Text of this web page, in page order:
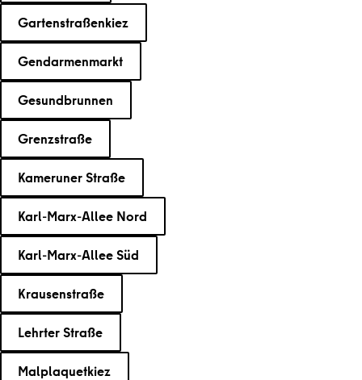
Gartenstraßenkiez
Gendarmenmarkt
Gesundbrunnen
Grenzstraße
Kameruner Straße
Karl-Marx-Allee Nord
Karl-Marx-Allee Süd
Krausenstraße
Lehrter Straße
Malplaquetkiez